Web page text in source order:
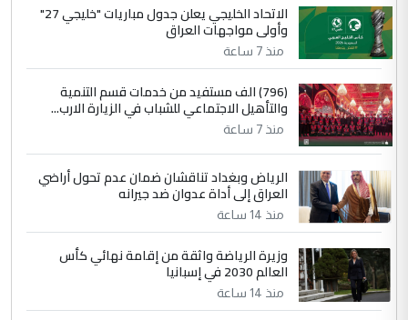
الاتحاد الخليجي يعلن جدول مباريات "خليجي 27"
وأولى مواجهات العراق
منذ 7 ساعة
(796) الف مستفيد من خدمات قسم التنمية
والتأهيل الاجتماعي للشباب في الزيارة الارب...
منذ 7 ساعة
الرياض وبغداد تناقشان ضمان عدم تحول أراضي
العراق إلى أداة عدوان ضد جيرانه
منذ 14 ساعة
وزيرة الرياضة واثقة من إقامة نهائي كأس
العالم 2030 في إسبانيا
منذ 14 ساعة